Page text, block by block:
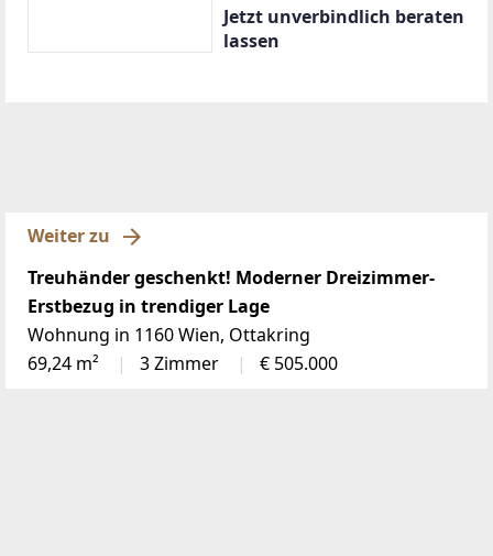
Jetzt unverbindlich beraten
lassen
Weiter zu
Treuhänder geschenkt! Moderner Dreizimmer-
Erstbezug in trendiger Lage
Wohnung in 1160 Wien, Ottakring
69,24 m²
3 Zimmer € 505.000